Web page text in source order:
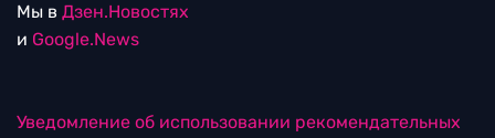
Мы в Дзен.Новостях
и Google.News
Уведомление об использовании рекомендательных